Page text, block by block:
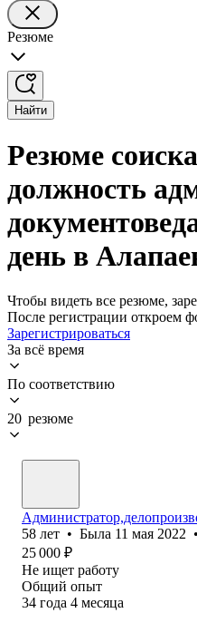
Резюме
Найти
Резюме
должность
день в
Чтобы видеть все резюме,
После регистрации откроем
Зарегистрироваться
За всё время
По соответствию
20 резюме
58 лет • Была 11 мая 2022 •
25 000 ₽
Не ищет работу
Общий опыт
34 года 4 месяца